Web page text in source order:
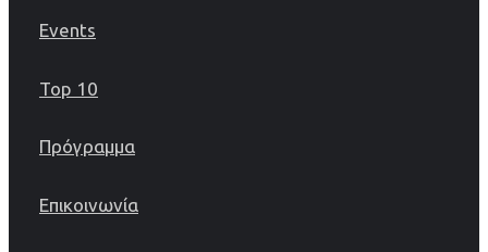
Events
Top 10
Πρόγραμμα
Επικοινωνία